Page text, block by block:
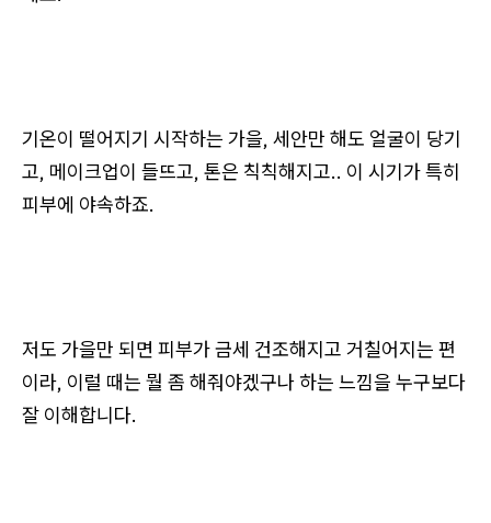
기온이 떨어지기 시작하는 가을, 세안만 해도 얼굴이 당기
고, 메이크업이 들뜨고, 톤은 칙칙해지고.. 이 시기가 특히
피부에 야속하죠.
저도 가을만 되면 피부가 금세 건조해지고 거칠어지는 편
이라, 이럴 때는 뭘 좀 해줘야겠구나 하는 느낌을 누구보다
잘 이해합니다.